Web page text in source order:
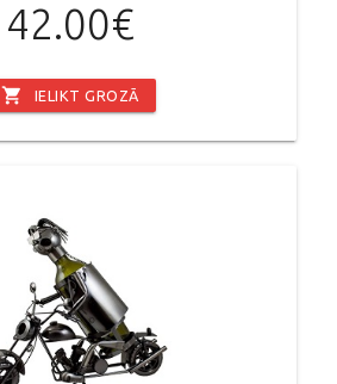
42.00€
shopping_cart IELIKT GROZĀ